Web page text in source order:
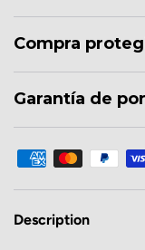
Compra
Garantía de
Description